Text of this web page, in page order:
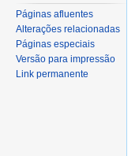
Páginas afluentes
Alterações relacionadas
Páginas especiais
Versão para impressão
Link permanente